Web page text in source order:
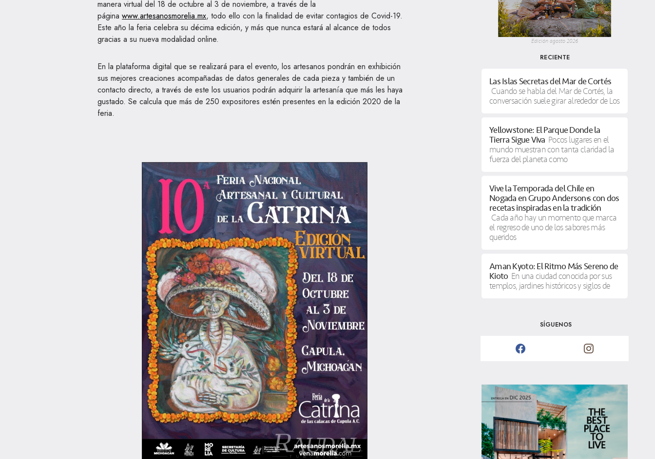
manera virtual del 18 de octubre al 3 de noviembre, a través de la
página www.artesanosmorelia.mx, todo ello con la finalidad de evitar contagios de Covid-19.
Este año la feria celebra su décima edición, y más que nunca estará al alcance de todos
gracias a su nueva modalidad online.
En la plataforma digital que se realizará para el evento, los artesanos pondrán en exhibición
sus mejores creaciones acompañadas de datos generales de cada pieza y también de un
contacto directo, a través de este los usuarios podrán adquirir la artesanía que más les haya
gustado. Se calcula que más de 250 expositores estén presentes en la edición 2020 de la
feria.
Edición agosto 2026
RECIENTE
Las Islas Secretas del Mar de Cortés
Cuando se habla del Mar de Cortés, la
conversación suele girar alrededor de Los
Yellowstone: El Parque Donde la
Tierra Sigue Viva Pocos lugares en el
mundo muestran con tanta claridad la
fuerza del planeta como
Vive la Temporada del Chile en
Nogada en Grupo Anderson’s con dos
recetas inspiradas en la tradición
Cada año hay un momento que marca
el regreso de uno de los sabores más
queridos
Aman Kyoto: El Ritmo Más Sereno de
Kioto En una ciudad conocida por sus
templos, jardines históricos y siglos de
SÍGUENOS